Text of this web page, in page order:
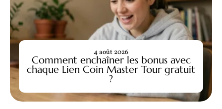
Comment enchaîner les bonus avec
chaque Lien Coin Master Tour gratuit
?
4 août 2026